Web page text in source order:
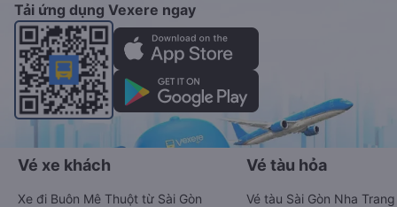
Tải ứng dụng Vexere ngay
Vé xe khách
Xe đi Buôn Mê Thuột từ Sài Gòn
Vé tàu hỏa
Vé tàu Sài Gòn Nha Trang